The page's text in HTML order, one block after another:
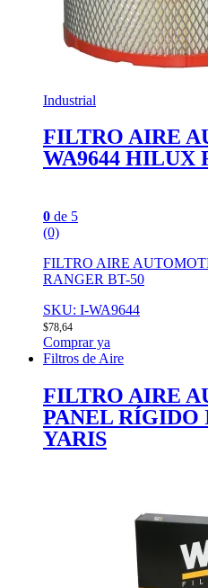
Industrial
FILTRO AIRE
WA9644 HILUX
0 de 5
(0)
FILTRO AIRE
RANGER BT-50
SKU: I-WA9644
$78,64
Comprar ya
Filtros de Aire
FILTRO AIRE
PANEL RÍGIDO
YARIS